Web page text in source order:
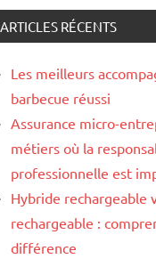
ARTICLES RÉCENTS
Les meilleurs
barbecue réussi
Assurance micro-
métiers où la
professionnelle est
Hybride rechargeable
rechargeable :
différence